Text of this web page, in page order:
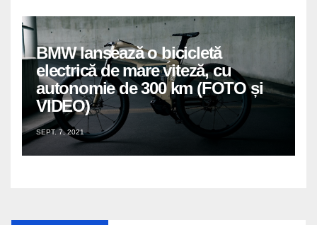
BMW lansează o bicicletă
electrică de mare viteză, cu
autonomie de 300 km (FOTO și
VIDEO)
SEPT. 7, 2021